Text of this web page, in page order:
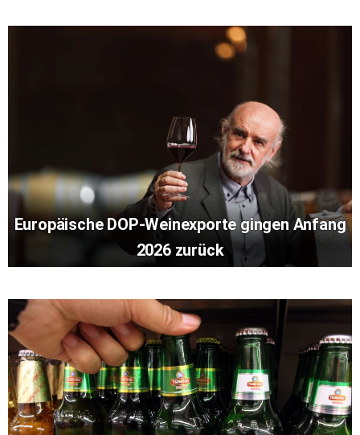
Europäische DOP-Weinexporte gingen Anfang
2026 zurück